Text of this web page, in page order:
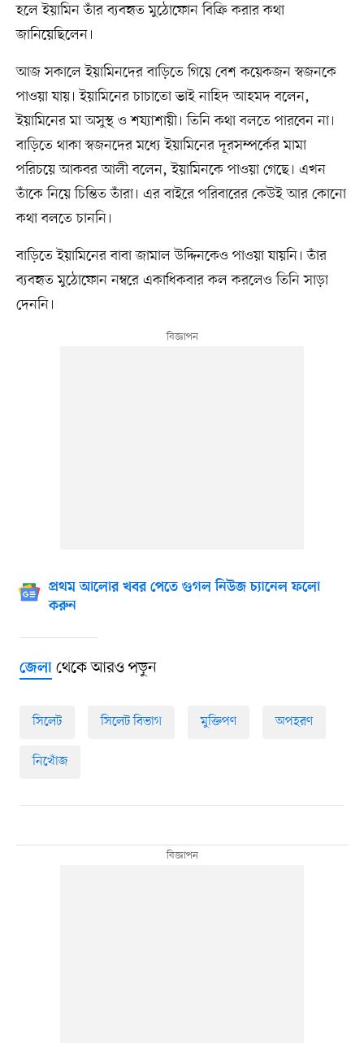
হলে ইয়ামিন তাঁর ব্যবহৃত মুঠোফোন বিক্রি করার কথা
জানিয়েছিলেন।
আজ সকালে ইয়ামিনদের বাড়িতে গিয়ে বেশ কয়েকজন স্বজনকে
পাওয়া যায়। ইয়ামিনের চাচাতো ভাই নাহিদ আহমদ বলেন,
ইয়ামিনের মা অসুস্থ ও শয্যাশায়ী। তিনি কথা বলতে পারবেন না।
বাড়িতে থাকা স্বজনদের মধ্যে ইয়ামিনের দূরসম্পর্কের মামা
পরিচয়ে আকবর আলী বলেন, ইয়ামিনকে পাওয়া গেছে। এখন
তাঁকে নিয়ে চিন্তিত তাঁরা। এর বাইরে পরিবারের কেউই আর কোনো
কথা বলতে চাননি।
বাড়িতে ইয়ামিনের বাবা জামাল উদ্দিনকেও পাওয়া যায়নি। তাঁর
ব্যবহৃত মুঠোফোন নম্বরে একাধিকবার কল করলেও তিনি সাড়া
দেননি।
প্রথম আলোর খবর পেতে গুগল নিউজ চ্যানেল ফলো
করুন
জেলাথেকে আরও পড়ুন
সিলেট সিলেট বিভাগ মুক্তিপণ অপহরণ
নিখোঁজ